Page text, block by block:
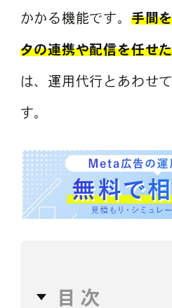
かかる機能です。 手間
タの連携や配信を任せ
は、運用代行とあわせ
す。
目次